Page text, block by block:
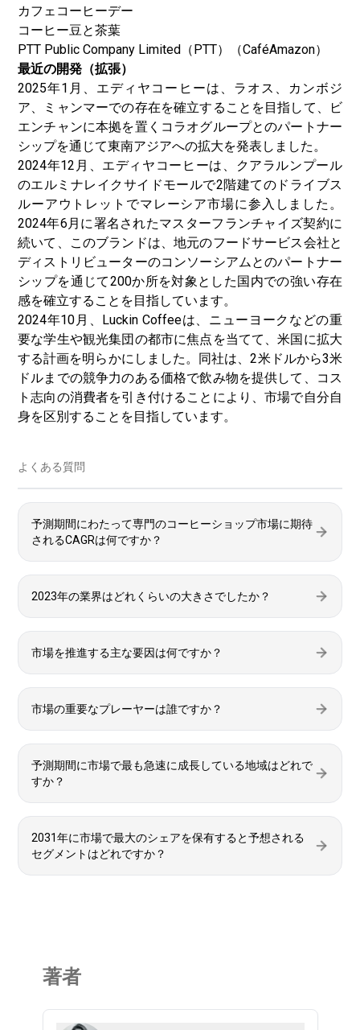
カフェコーヒーデー
コーヒー豆と茶葉
PTT Public Company Limited（PTT）（CaféAmazon）
最近の開発（拡張）
2025年1月、エディヤコーヒーは、ラオス、カンボジ
ア、ミャンマーでの存在を確立することを目指して、ビ
エンチャンに本拠を置くコラオグループとのパートナー
シップを通じて東南アジアへの拡大を発表しました。
2024年12月、エディヤコーヒーは、クアラルンプール
のエルミナレイクサイドモールで2階建てのドライブス
ルーアウトレットでマレーシア市場に参入しました。
2024年6月に署名されたマスターフランチャイズ契約に
続いて、このブランドは、地元のフードサービス会社と
ディストリビューターのコンソーシアムとのパートナー
シップを通じて200か所を対象とした国内での強い存在
感を確立することを目指しています。
2024年10月、Luckin Coffeeは、ニューヨークなどの重
要な学生や観光集団の都市に焦点を当てて、米国に拡大
する計画を明らかにしました。同社は、2米ドルから3米
ドルまでの競争力のある価格で飲み物を提供して、コス
ト志向の消費者を引き付けることにより、市場で自分自
身を区別することを目指しています。
よくある質問
予測期間にわたって専門のコーヒーショップ市場に期待
されるCAGRは何ですか？
2023年の業界はどれくらいの大きさでしたか？
市場を推進する主な要因は何ですか？
市場の重要なプレーヤーは誰ですか？
予測期間に市場で最も急速に成長している地域はどれで
すか？
2031年に市場で最大のシェアを保有すると予想される
セグメントはどれですか？
著者